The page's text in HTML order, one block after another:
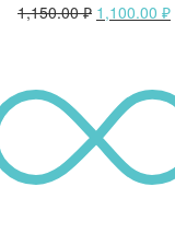
1,150.00₽ 1,100.00 ₽